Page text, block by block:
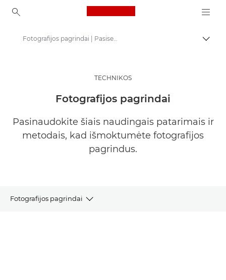
Canon Logo, back to
Pasisemkite įkvėpimo | Fotografijos ir spausdinimo patarimai ir pirkėjų vadovai
Fotografijos ir spausdinimo patarimai ir metodai
Fotografijos pagrindai | Pasisemkite įkvėpimo
TECHNIKOS
Fotografijos pagrindai
Pasinaudokite šiais naudingais patarimais ir
metodais, kad išmoktumėte fotografijos
pagrindus.
Fotografijos pagrindai